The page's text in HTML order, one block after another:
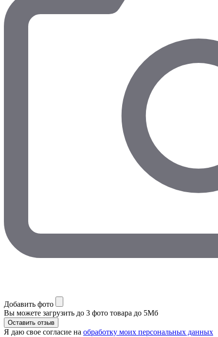
Добавить фото
Вы можете загрузить до 3 фото товара до 5Мб
Я даю свое согласие на обработку моих персональных данных